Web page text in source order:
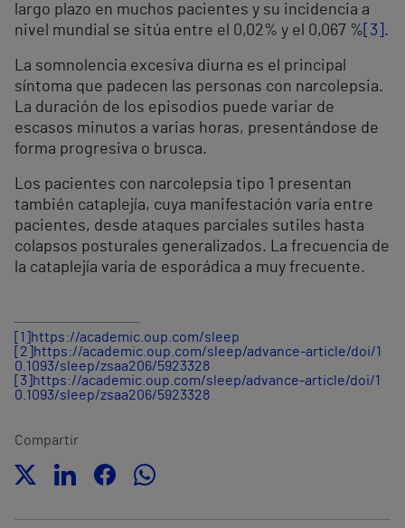
largo plazo en muchos pacientes y su incidencia a
nivel mundial se sitúa entre el 0,02% y el 0,067 % [3] .
La somnolencia excesiva diurna es el principal
síntoma que padecen las personas con narcolepsia.
La duración de los episodios puede variar de
escasos minutos a varias horas, presentándose de
forma progresiva o brusca.
Los pacientes con narcolepsia tipo 1 presentan
también cataplejía, cuya manifestación varía entre
pacientes, desde ataques parciales sutiles hasta
colapsos posturales generalizados. La frecuencia de
la cataplejía varía de esporádica a muy frecuente.
[1]
https://academic.oup.com/sleep
[2] https://academic.oup.com/sleep/advance-article/doi/1
0.1093/sleep/zsaa206/5923328
[3] https://academic.oup.com/sleep/advance-article/doi/1
0.1093/sleep/zsaa206/5923328
Compartir